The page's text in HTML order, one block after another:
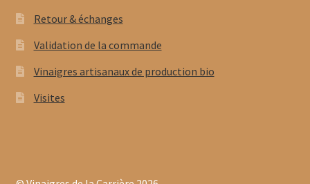
Retour & échanges
Validation de la commande
Vinaigres artisanaux de production bio
Visites